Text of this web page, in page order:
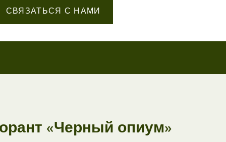
СВЯЗАТЬСЯ С НАМИ
«Черный опиум»